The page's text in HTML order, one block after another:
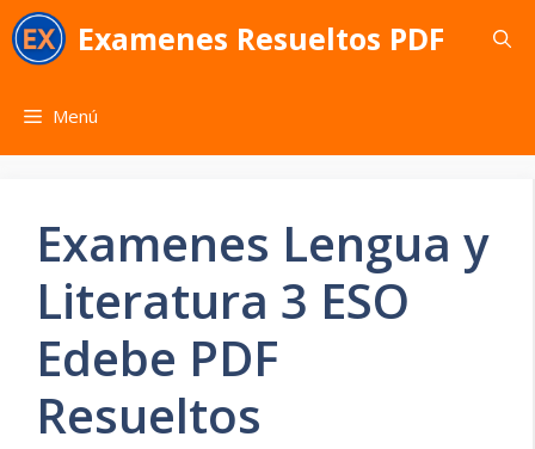
Saltar
al
contenido
Examenes Resueltos PDF
Menú
Examenes Lengua y
Literatura 3 ESO
Edebe PDF
Resueltos